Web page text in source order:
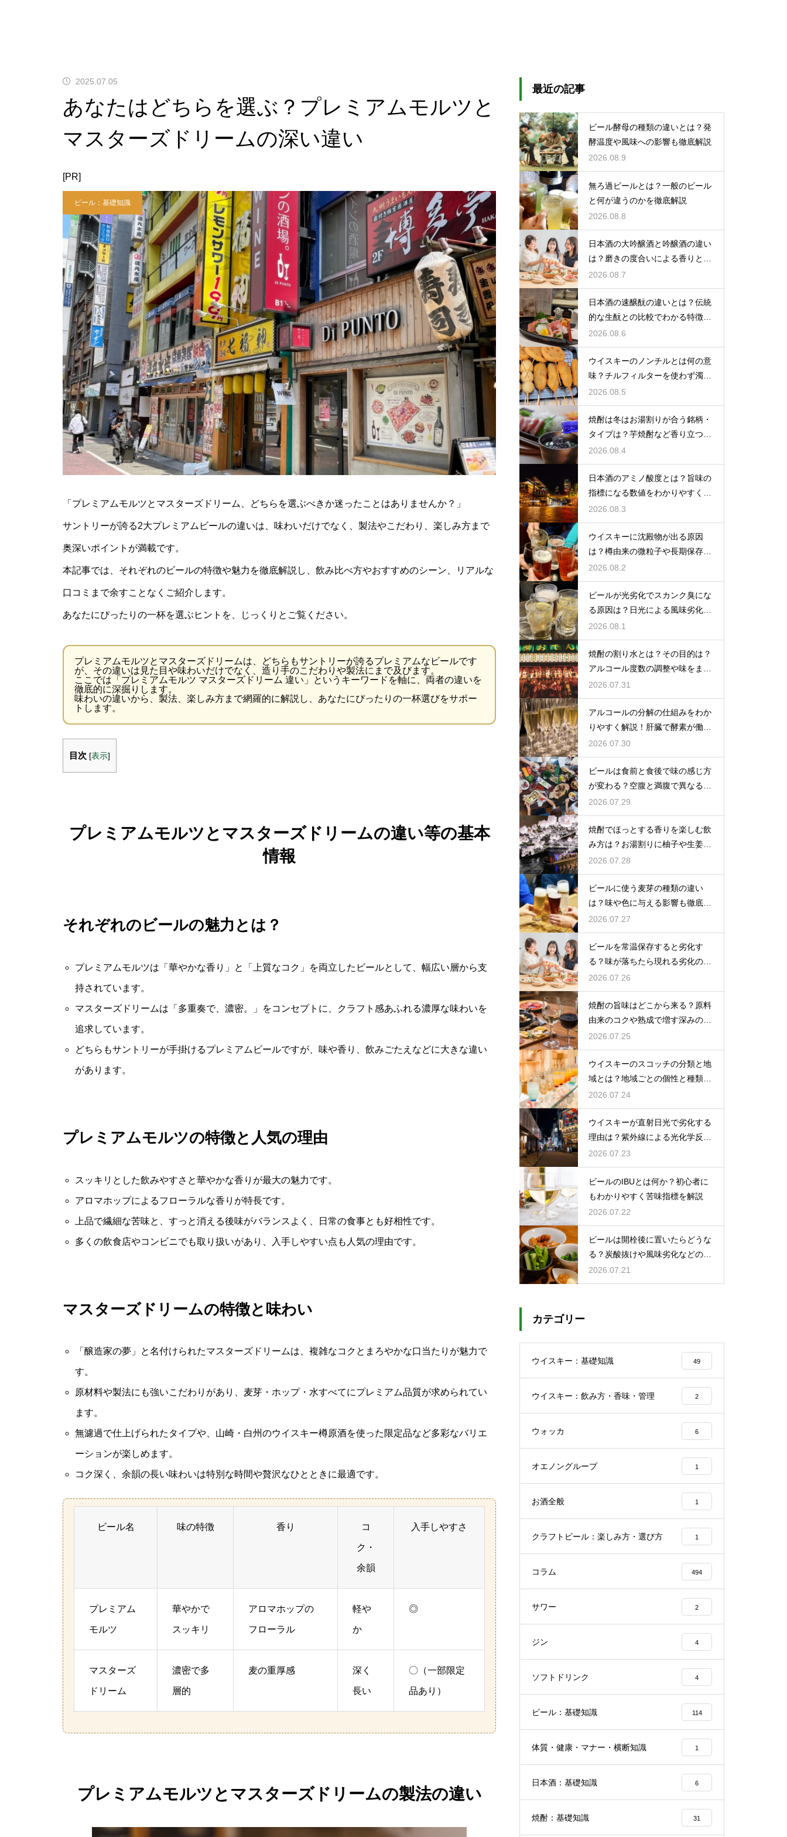
2025.07.05
あなたはどちらを選ぶ？プレミアムモルツと
マスターズドリームの深い違い
[PR]
ビール：基礎知識
「プレミアムモルツとマスターズドリーム、どちらを選ぶべきか迷ったことはありませんか？」
サントリーが誇る2大プレミアムビールの違いは、味わいだけでなく、製法やこだわり、楽しみ方まで
奥深いポイントが満載です。
本記事では、それぞれのビールの特徴や魅力を徹底解説し、飲み比べ方やおすすめのシーン、リアルな
口コミまで余すことなくご紹介します。
あなたにぴったりの一杯を選ぶヒントを、じっくりとご覧ください。
プレミアムモルツとマスターズドリームは、どちらもサントリーが誇るプレミアムなビールです
が、その違いは見た目や味わいだけでなく、造り手のこだわりや製法にまで及びます。
ここでは「プレミアムモルツ マスターズドリーム 違い」というキーワードを軸に、両者の違いを
徹底的に深掘りします。
味わいの違いから、製法、楽しみ方まで網羅的に解説し、あなたにぴったりの一杯選びをサポー
トします。
目次 [表示]
プレミアムモルツとマスターズドリームの違い等の基本
情報
それぞれのビールの魅力とは？
プレミアムモルツは「華やかな香り」と「上質なコク」を両立したビールとして、幅広い層から支
持されています。
マスターズドリームは「多重奏で、濃密。」をコンセプトに、クラフト感あふれる濃厚な味わいを
追求しています。
どちらもサントリーが手掛けるプレミアムビールですが、味や香り、飲みごたえなどに大きな違い
があります。
プレミアムモルツの特徴と人気の理由
スッキリとした飲みやすさと華やかな香りが最大の魅力です。
アロマホップによるフローラルな香りが特長です。
上品で繊細な苦味と、すっと消える後味がバランスよく、日常の食事とも好相性です。
多くの飲食店やコンビニでも取り扱いがあり、入手しやすい点も人気の理由です。
マスターズドリームの特徴と味わい
「醸造家の夢」と名付けられたマスターズドリームは、複雑なコクとまろやかな口当たりが魅力で
す。
原材料や製法にも強いこだわりがあり、麦芽・ホップ・水すべてにプレミアム品質が求められてい
ます。
無濾過で仕上げられたタイプや、山崎・白州のウイスキー樽原酒を使った限定品など多彩なバリエ
ーションが楽しめます。
コク深く、余韻の長い味わいは特別な時間や贅沢なひとときに最適です。
ビール名 味の特徴 香り コ
ク・
余韻
入手しやすさ
プレミアム
モルツ
華やかで
スッキリ
アロマホップの
フローラル
軽や
か
◎
マスターズ
ドリーム
濃密で多
層的
麦の重厚感 深く
長い
〇（一部限定
品あり）
プレミアムモルツとマスターズドリームの製法の違い
最近の記事
ビール酵母の種類の違いとは？発
酵温度や風味への影響も徹底解説
2026.08.9
無ろ過ビールとは？一般のビール
と何が違うのかを徹底解説
2026.08.8
日本酒の大吟醸酒と吟醸酒の違い
は？磨きの度合いによる香りと味
の差を解説
2026.08.7
日本酒の速醸酛の違いとは？伝統
的な生酛との比較でわかる特徴を
解説
2026.08.6
ウイスキーのノンチルとは何の意
味？チルフィルターを使わず濁り
をあえて残す製法
2026.08.5
焼酎は冬はお湯割りが合う銘柄・
タイプは？芋焼酎など香り立つ本
格焼酎で体が温まる
2026.08.4
日本酒のアミノ酸度とは？旨味の
指標になる数値をわかりやすく解
説
2026.08.3
ウイスキーに沈殿物が出る原因
は？樽由来の微粒子や長期保存で
成分が析出するため
2026.08.2
ビールが光劣化でスカンク臭にな
る原因は？日光による風味劣化を
解説
2026.08.1
焼酎の割り水とは？その目的は？
アルコール度数の調整や味をまろ
やかにする効果を解説
2026.07.31
アルコールの分解の仕組みをわか
りやすく解説！肝臓で酵素が働き
アセトアルデヒドに変化して無害
化
2026.07.30
ビールは食前と食後で味の感じ方
が変わる？空腹と満腹で異なる味
覚の感じ方を解説
2026.07.29
焼酎でほっとする香りを楽しむ飲
み方は？お湯割りに柚子や生姜を
加えてリラックス効果を実感
2026.07.28
ビールに使う麦芽の種類の違い
は？味や色に与える影響も徹底解
説
2026.07.27
ビールを常温保存すると劣化す
る？味が落ちたら現れる劣化のサ
インを解説
2026.07.26
焼酎の旨味はどこから来る？原料
由来のコクや熟成で増す深みの秘
密を解説
2026.07.25
ウイスキーのスコッチの分類と地
域とは？地域ごとの個性と種類を
解説
2026.07.24
ウイスキーが直射日光で劣化する
理由は？紫外線による光化学反応
で風味が損なわれるため
2026.07.23
ビールのIBUとは何か？初心者に
もわかりやすく苦味指標を解説
2026.07.22
ビールは開栓後に置いたらどうな
る？炭酸抜けや風味劣化などの影
響を解説
2026.07.21
カテゴリー
ウイスキー：基礎知識 49
ウイスキー：飲み方・香味・管理 2
ウォッカ 6
オエノングループ 1
お酒全般 1
クラフトビール：楽しみ方・選び方 1
コラム 494
サワー 2
ジン 4
ソフトドリンク 4
ビール：基礎知識 114
体質・健康・マナー・横断知識 1
日本酒：基礎知識 6
焼酎：基礎知識 31